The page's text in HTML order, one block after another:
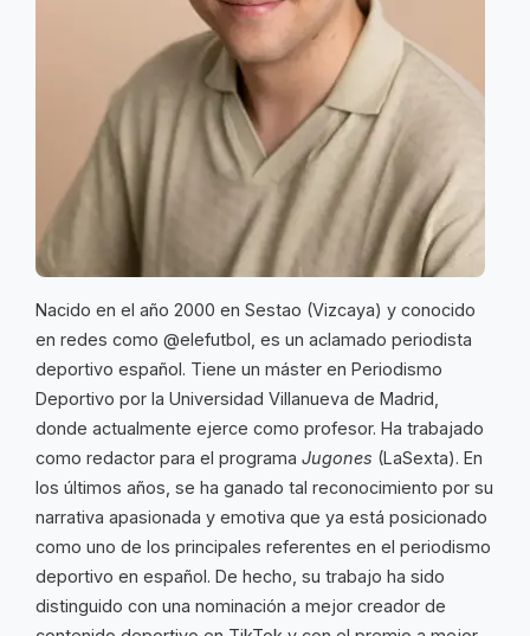
Nacido en el año 2000 en Sestao (Vizcaya) y conocido
en redes como @elefutbol, es un aclamado periodista
deportivo español. Tiene un máster en Periodismo
Deportivo por la Universidad Villanueva de Madrid,
donde actualmente ejerce como profesor. Ha trabajado
como redactor para el programa Jugones (LaSexta). En
los últimos años, se ha ganado tal reconocimiento por su
narrativa apasionada y emotiva que ya está posicionado
como uno de los principales referentes en el periodismo
deportivo en español. De hecho, su trabajo ha sido
distinguido con una nominación a mejor creador de